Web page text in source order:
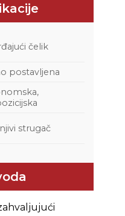
čelik
postavljena
strugač